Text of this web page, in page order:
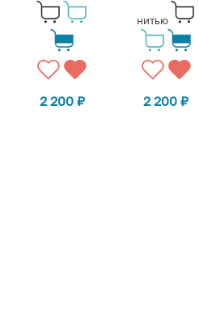
2 200 ₽
нитью
2 200₽